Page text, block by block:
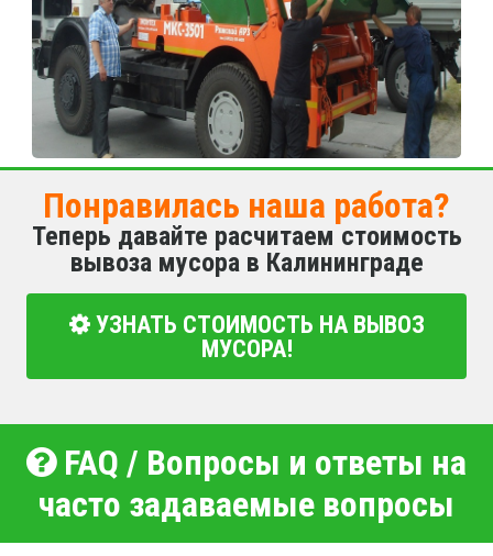
Понравилась наша работа?
Теперь давайте расчитаем стоимость
вывоза мусора в Калининграде
УЗНАТЬ СТОИМОСТЬ НА ВЫВОЗ
МУСОРА!
FAQ / Вопросы и ответы на
часто задаваемые вопросы